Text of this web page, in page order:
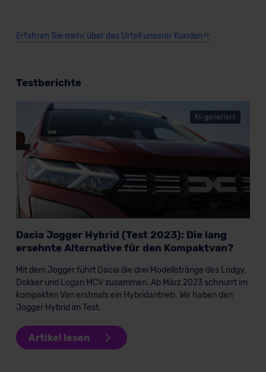
Erfahren Sie mehr über das Urteil unserer Kunden
Testberichte
KI-generiert
Dacia Jogger Hybrid (Test 2023): Die lang
ersehnte Alternative für den Kompaktvan?
Mit dem Jogger führt Dacia die drei Modellstränge des Lodgy,
Dokker und Logan MCV zusammen. Ab März 2023 schnurrt im
kompakten Van erstmals ein Hybridantrieb. Wir haben den
Jogger Hybrid im Test.
Artikel lesen